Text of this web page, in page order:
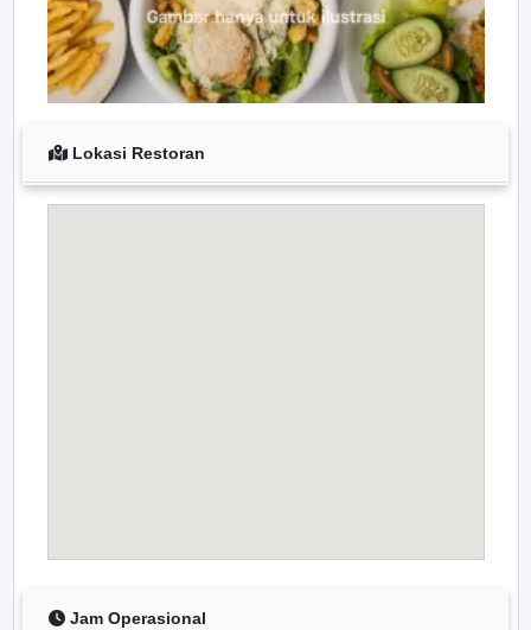
Lokasi Restoran
Jam Operasional